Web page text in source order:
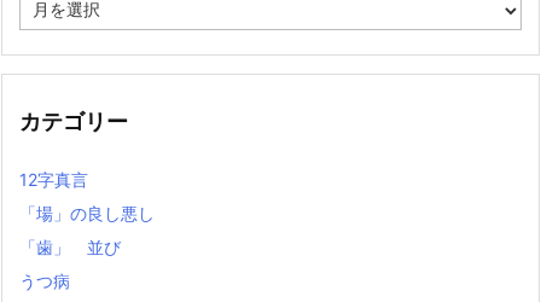
去
記
カテゴリー
12字真言
「場」の良し悪し
「歯」 並び
うつ病